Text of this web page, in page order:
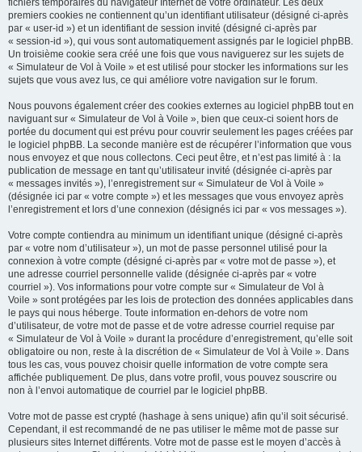
fichiers temporaires du navigateur Internet de votre ordinateur. Les deux
premiers cookies ne contiennent qu’un identifiant utilisateur (désigné ci-après
par « user-id ») et un identifiant de session invité (désigné ci-après par
« session-id »), qui vous sont automatiquement assignés par le logiciel phpBB.
Un troisième cookie sera créé une fois que vous naviguerez sur les sujets de
« Simulateur de Vol à Voile » et est utilisé pour stocker les informations sur les
sujets que vous avez lus, ce qui améliore votre navigation sur le forum.
Nous pouvons également créer des cookies externes au logiciel phpBB tout en
naviguant sur « Simulateur de Vol à Voile », bien que ceux-ci soient hors de
portée du document qui est prévu pour couvrir seulement les pages créées par
le logiciel phpBB. La seconde manière est de récupérer l’information que vous
nous envoyez et que nous collectons. Ceci peut être, et n’est pas limité à : la
publication de message en tant qu’utilisateur invité (désignée ci-après par
« messages invités »), l’enregistrement sur « Simulateur de Vol à Voile »
(désignée ici par « votre compte ») et les messages que vous envoyez après
l’enregistrement et lors d’une connexion (désignés ici par « vos messages »).
Votre compte contiendra au minimum un identifiant unique (désigné ci-après
par « votre nom d’utilisateur »), un mot de passe personnel utilisé pour la
connexion à votre compte (désigné ci-après par « votre mot de passe »), et
une adresse courriel personnelle valide (désignée ci-après par « votre
courriel »). Vos informations pour votre compte sur « Simulateur de Vol à
Voile » sont protégées par les lois de protection des données applicables dans
le pays qui nous héberge. Toute information en-dehors de votre nom
d’utilisateur, de votre mot de passe et de votre adresse courriel requise par
« Simulateur de Vol à Voile » durant la procédure d’enregistrement, qu’elle soit
obligatoire ou non, reste à la discrétion de « Simulateur de Vol à Voile ». Dans
tous les cas, vous pouvez choisir quelle information de votre compte sera
affichée publiquement. De plus, dans votre profil, vous pouvez souscrire ou
non à l’envoi automatique de courriel par le logiciel phpBB.
Votre mot de passe est crypté (hashage à sens unique) afin qu’il soit sécurisé.
Cependant, il est recommandé de ne pas utiliser le même mot de passe sur
plusieurs sites Internet différents. Votre mot de passe est le moyen d’accès à